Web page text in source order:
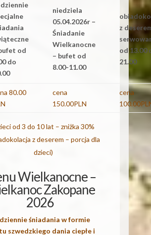
od
do
niedziela
05.04.2026r –
Śniadanie
Wielkanocne
– bufet od
8.00-11.00
z
od 13.00
21.00
80.00
cena
150.00PLN
cena
od 3 do 10 lat – zniżka 30%
z deserem – porcja dla
dzieci)
Wielkanocne –
Zakopane
2026
śniadania w formie
szwedzkiego dania ciepłe i